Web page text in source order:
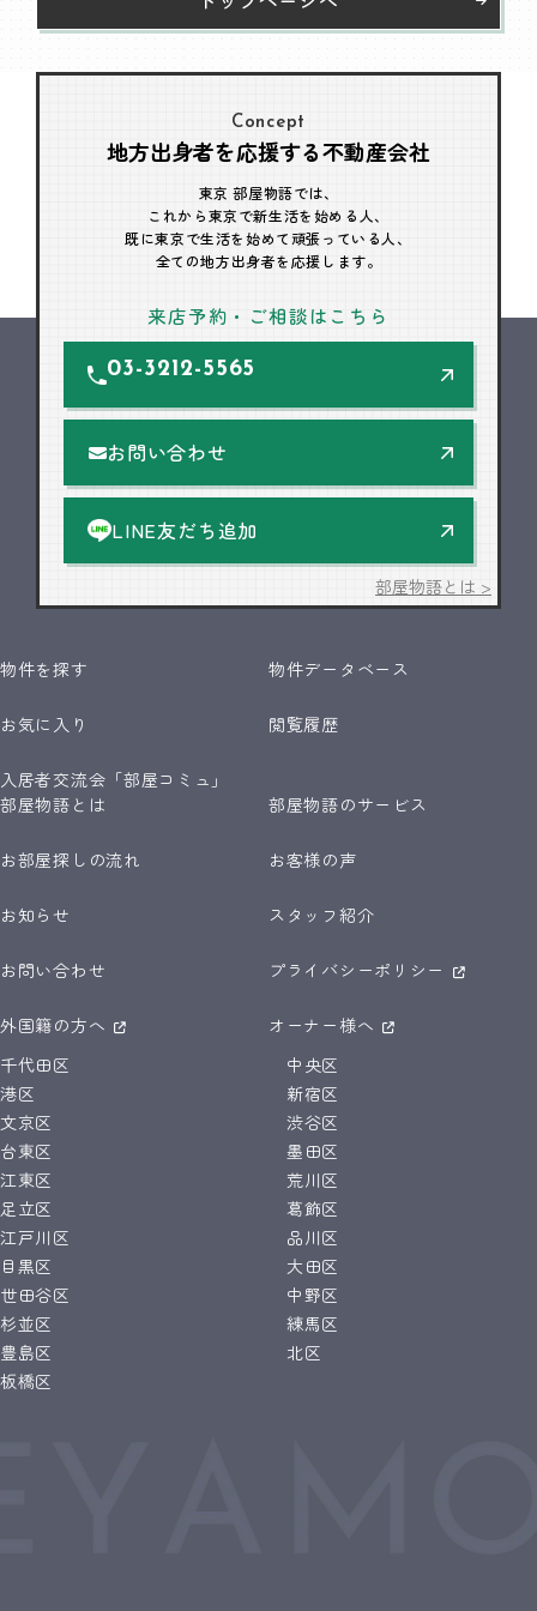
Concept
地方出身者を応援する不動産会社
東京 部屋物語では、
これから東京で新生活を始める人、
既に東京で生活を始めて頑張っている人、
全ての地方出身者を応援します。
来店予約・ご相談はこちら
03-3212-5565
お問い合わせ
LINE友だち追加
部屋物語とは >
物件を探す 物件データベース
お気に入り 閲覧履歴
入居者交流会「部屋コミュ」
部屋物語とは
部屋物語のサービス
お部屋探しの流れ お客様の声
お知らせ スタッフ紹介
お問い合わせ プライバシーポリシー
外国籍の方へ
オーナー様へ
千代田区
中央区
港区
新宿区
文京区
渋谷区
台東区
墨田区
江東区
荒川区
足立区
葛飾区
江戸川区
品川区
目黒区
大田区
世田谷区
中野区
杉並区
練馬区
豊島区
北区
板橋区